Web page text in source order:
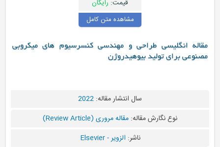
قیمت: رایگان
مشاهده متن کامل
مقاله انگلیسی طراحی و مهندسی کنسرسیوم های میکروبی
مصنوعی برای تولید بیوهیدروژن
سال انتشار مقاله: 2022
نوع نگارش مقاله: مقاله مروری (Review Article)
ناشر: الزویر - Elsevier